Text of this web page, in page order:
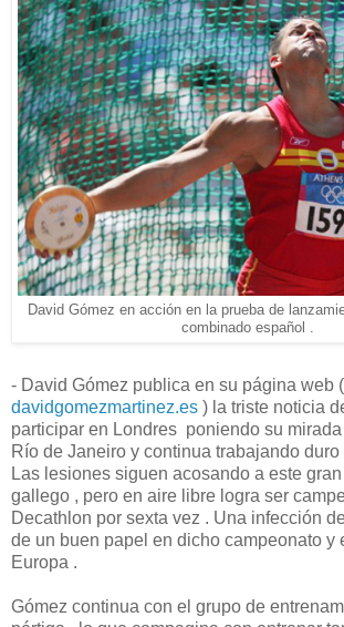
David Gómez en acción en la prueba de
combinado español .
- David Gómez publica en su página web (
davidgomezmartinez.es ) la triste noticia
participar en Londres poniendo su
Río de Janeiro y continua trabajando duro
Las lesiones siguen acosando a este
gallego , pero en aire libre logra ser
Decathlon por sexta vez . Una infección
de un buen papel en dicho campeonato y
Europa .
Gómez continua con el grupo de